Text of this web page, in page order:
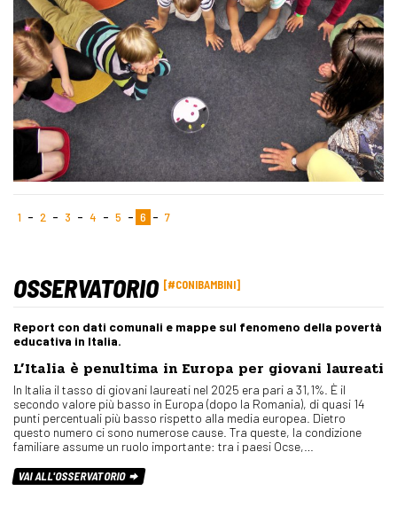
1 2 3 4 5 6 7
OSSERVATORIO #CONIBAMBINI
Report con dati comunali e mappe sul fenomeno della povertà
educativa in Italia.
L’Italia è penultima in Europa per giovani laureati
In Italia il tasso di giovani laureati nel 2025 era pari a 31,1%. È il
secondo valore più basso in Europa (dopo la Romania), di quasi 14
punti percentuali più basso rispetto alla media europea. Dietro
questo numero ci sono numerose cause. Tra queste, la condizione
familiare assume un ruolo importante: tra i paesi Ocse,…
VAI ALL'OSSERVATORIO